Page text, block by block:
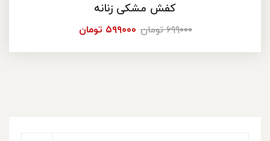
کفش مشکی زنانه
۶۹۹۰۰۰ تومان ۵۹۹۰۰۰ تومان